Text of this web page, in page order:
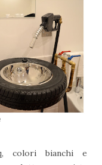
colori bianchi e